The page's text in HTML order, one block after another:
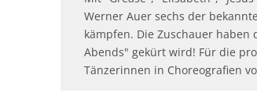
Werner Auer sechs der
kämpfen. Die Zuschauer haben
Abends" gekürt wird! Für die
Tänzerinnen in Choreografien